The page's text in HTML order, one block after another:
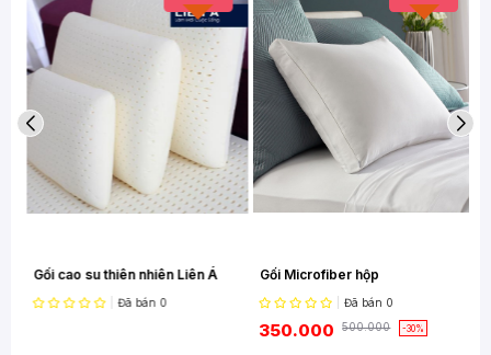
Gối cao su thiên nhiên Liên Á
Đã bán 0
Gối Microfiber hộp
Đã bán 0
350.000 500.000 -30%